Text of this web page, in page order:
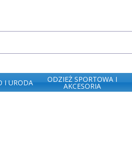
I URODA ODZIEŻ SPORTOWA I
AKCESORIA